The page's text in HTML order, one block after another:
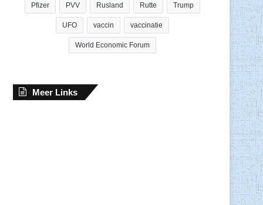
Pfizer PVV Rusland Rutte Trump
UFO vaccin vaccinatie
World Economic Forum
Meer Links